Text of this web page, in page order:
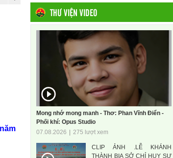
THƯ VIỆN VIDEO
Mong nhớ mong manh - Thơ: Phan Vĩnh Điển -
Phối khí: Opus Studio
07.08.2026
275 lượt xem
CLIP ẢNH .LỄ KHÁNH
THÀNH BIA SỞ CHỈ HUY SƯ